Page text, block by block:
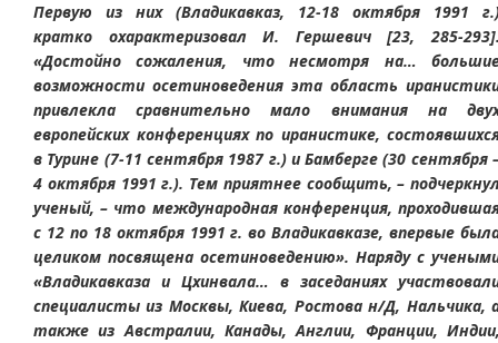
Первую из них (Владикавказ, 12-18 октября 1991
кратко охарактеризовал И. Гершевич [23, 285-
«Достойно сожаления, что несмотря на…
возможности осетиноведения эта область
привлекла сравнительно мало внимания на
европейских конференциях по иранистике,
в Турине (7-11 сентября 1987 г.) и Бамберге (30 сентября
4 октября 1991 г.). Тем приятнее сообщить, –
ученый, – что международная конференция,
с 12 по 18 октября 1991 г. во Владикавказе, впервые
целиком посвящена осетиноведению». Наряду с
«Владикавказа и Цхинвала… в заседаниях
специалисты из Москвы, Киева, Ростова н/Д, Нальчика,
также из Австралии, Канады, Англии, Франции,